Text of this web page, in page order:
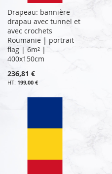
Drapeau: bannière
drapau avec tunnel et
avec crochets
Roumanie | portrait
flag | 6m² |
400x150cm
236,81 €
199,00 €